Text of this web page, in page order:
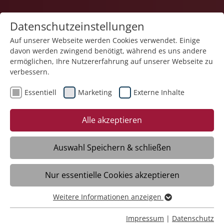
Karriere
Altenpflegehelfer (m/w/d)
Datenschutzeinstellungen
Auf unserer Webseite werden Cookies verwendet. Einige
davon werden zwingend benötigt, während es uns andere
ermöglichen, Ihre Nutzererfahrung auf unserer Webseite zu
verbessern.
Essentiell Marketing Externe Inhalte
Alle akzeptieren
Auswahl Speichern & schließen
Nur essentielle Cookies akzeptieren
Essentiell
Essentielle Cookies werden für grundlegende Funktionen
Weitere Informationen anzeigen
Impressum | Datenschutz